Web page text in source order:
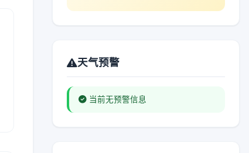
天气预警
当前无预警信息